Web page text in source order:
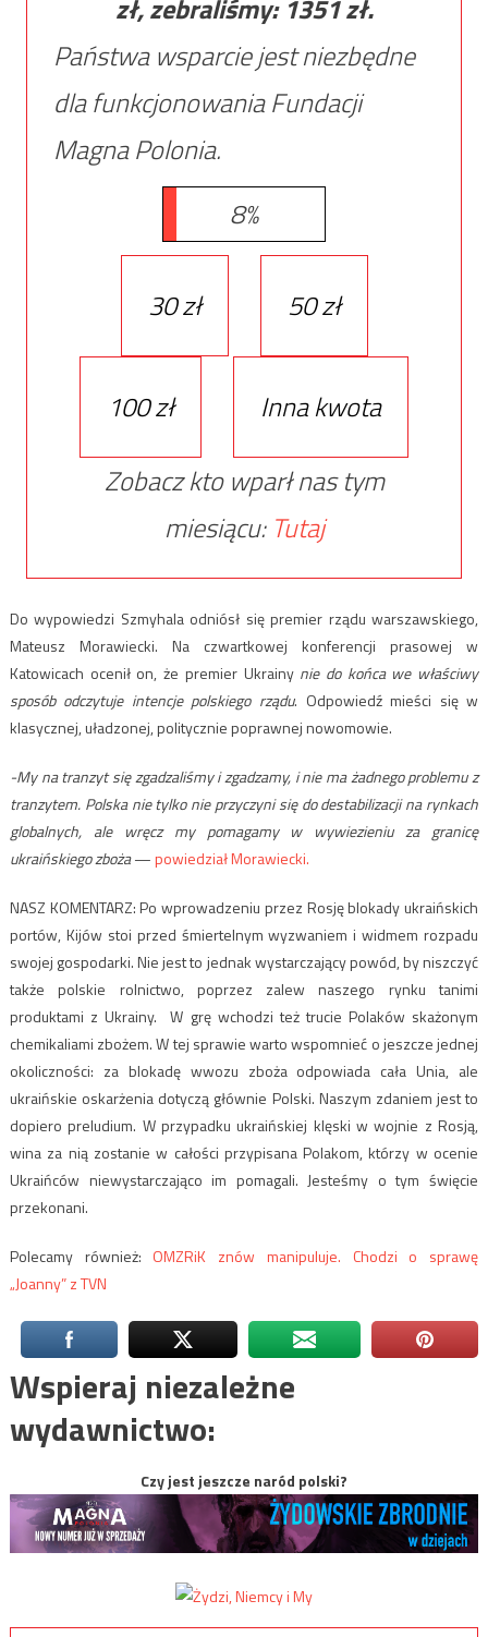
zł, zebraliśmy: 1351zł.
Państwa wsparcie jest niezbędne
dla funkcjonowania Fundacji
Magna Polonia.
8%
30 zł 50 zł
100 zł
Inna kwota
Zobacz kto wparł nas tym
miesiącu: Tutaj
Do wypowiedzi Szmyhala odniósł się premier rządu warszawskiego,
Mateusz Morawiecki. Na czwartkowej konferencji prasowej w
Katowicach ocenił on, że premier Ukrainy nie do końca we właściwy
sposób odczytuje intencje polskiego rządu. Odpowiedź mieści się w
klasycznej, uładzonej, politycznie poprawnej nowomowie.
-My na tranzyt się zgadzaliśmy i zgadzamy, i nie ma żadnego problemu z
tranzytem. Polska nie tylko nie przyczyni się do destabilizacji na rynkach
globalnych, ale wręcz my pomagamy w wywiezieniu za granicę
ukraińskiego zboża—powiedział Morawiecki.
NASZ KOMENTARZ: Po wprowadzeniu przez Rosję blokady ukraińskich
portów, Kijów stoi przed śmiertelnym wyzwaniem i widmem rozpadu
swojej gospodarki. Nie jest to jednak wystarczający powód, by niszczyć
także polskie rolnictwo, poprzez zalew naszego rynku tanimi
produktami z Ukrainy. W grę wchodzi też trucie Polaków skażonym
chemikaliami zbożem. W tej sprawie warto wspomnieć o jeszcze jednej
okoliczności: za blokadę wwozu zboża odpowiada cała Unia, ale
ukraińskie oskarżenia dotyczą głównie Polski. Naszym zdaniem jest to
dopiero preludium. W przypadku ukraińskiej klęski w wojnie z Rosją,
wina za nią zostanie w całości przypisana Polakom, którzy w ocenie
Ukraińców niewystarczająco im pomagali. Jesteśmy o tym święcie
przekonani.
Polecamy również: OMZRiK znów manipuluje. Chodzi o sprawę
„Joanny” z TVN
Wspieraj niezależne
wydawnictwo:
Czy jest jeszcze naród polski?